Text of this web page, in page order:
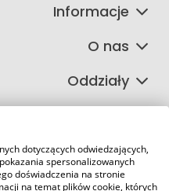
Informacje
O nas
Oddziały
| FIRETECH Stacjonarny i
dotyczących odwiedzających,
spersonalizowanych
doświadczenia na stronie
na temat plików cookie, których